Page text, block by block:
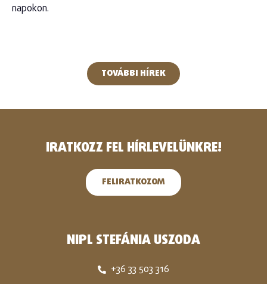
napokon.
TOVÁBBI HÍREK
IRATKOZZ FEL HÍRLEVELÜNKRE!
FELIRATKOZOM
NIPL STEFÁNIA USZODA
+36 33 503 316